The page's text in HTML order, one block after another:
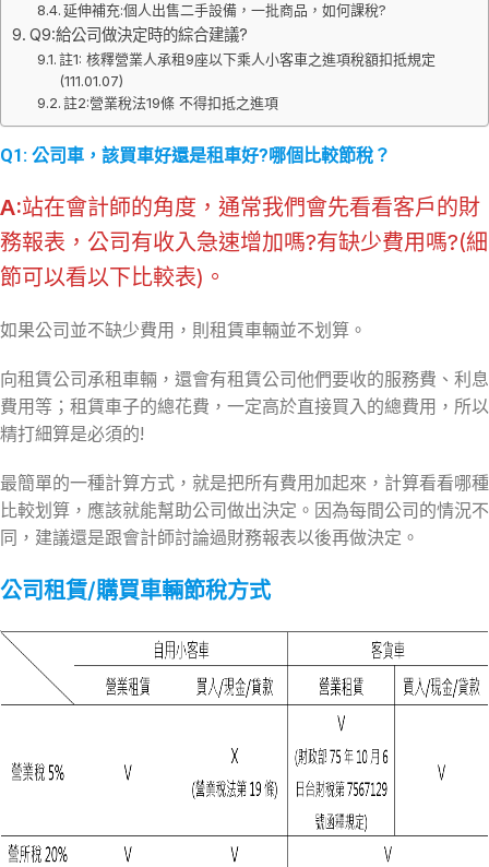
延伸補充:個人出售二手設備，一批商品，如何課稅?
Q9:給公司做決定時的綜合建議?
註1: 核釋營業人承租9座以下乘人小客車之進項稅額扣抵規定
(111.01.07)
註2:營業稅法19條 不得扣抵之進項
Q1: 公司車，該買車好還是租車好?哪個比較節稅？
A:站在會計師的角度，通常我們會先看看客戶的財
務報表，公司有收入急速增加嗎?有缺少費用嗎?(細
節可以看以下比較表)。
如果公司並不缺少費用，則租賃車輛並不划算。
向租賃公司承租車輛，還會有租賃公司他們要收的服務費、利息
費用等；租賃車子的總花費，一定高於直接買入的總費用，所以
精打細算是必須的!
最簡單的一種計算方式，就是把所有費用加起來，計算看看哪種
比較划算，應該就能幫助公司做出決定。因為每間公司的情況不
同，建議還是跟會計師討論過財務報表以後再做決定。
公司租賃/購買車輛節稅方式